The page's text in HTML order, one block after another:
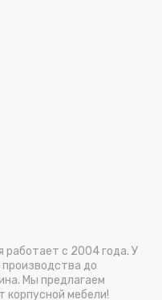
работает с 2004 года. У
производства до
Мы предлагаем
корпусной мебели!